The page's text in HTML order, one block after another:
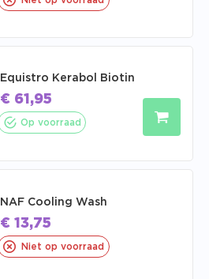
Equistro Kerabol Biotin
€ 61,95
Op voorraad
NAF Cooling Wash
€ 13,75
Niet op voorraad